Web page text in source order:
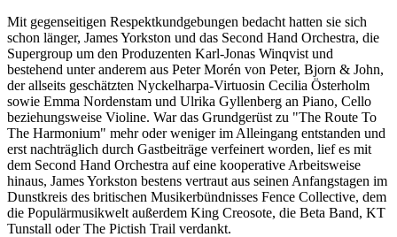
Mit gegenseitigen Respektkundgebungen bedacht hatten sie sich
schon länger, James Yorkston und das Second Hand Orchestra, die
Supergroup um den Produzenten Karl-Jonas Winqvist und
bestehend unter anderem aus Peter Morén von Peter, Bjorn & John,
der allseits geschätzten Nyckelharpa-Virtuosin Cecilia Österholm
sowie Emma Nordenstam und Ulrika Gyllenberg an Piano, Cello
beziehungsweise Violine. War das Grundgerüst zu "The Route To
The Harmonium" mehr oder weniger im Alleingang entstanden und
erst nachträglich durch Gastbeiträge verfeinert worden, lief es mit
dem Second Hand Orchestra auf eine kooperative Arbeitsweise
hinaus, James Yorkston bestens vertraut aus seinen Anfangstagen im
Dunstkreis des britischen Musikerbündnisses Fence Collective, dem
die Populärmusikwelt außerdem King Creosote, die Beta Band, KT
Tunstall oder The Pictish Trail verdankt.